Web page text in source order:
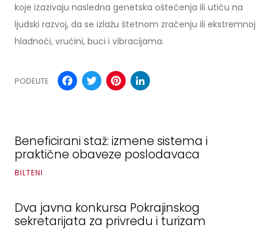
koje izazivaju nasledna genetska oštećenja ili utiču na
ljudski razvoj, da se izlažu štetnom zračenju ili ekstremnoj
hladnoći, vrućini, buci i vibracijama.
PODELITE Facebook
TwitterPinterest
Beneficirani staž: izmene sistema i
praktične obaveze poslodavaca
BILTENI
Dva javna konkursa Pokrajinskog
sekretarijata za privredu i turizam